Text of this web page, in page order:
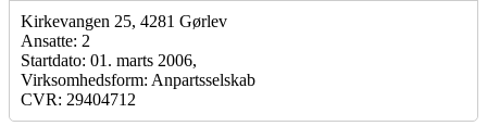
Kirkevangen 25, 4281 Gørlev
Ansatte: 2
Startdato: 01. marts 2006,
Virksomhedsform: Anpartsselskab
CVR: 29404712